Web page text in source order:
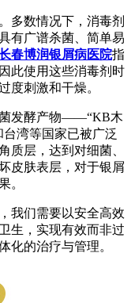
多数情况下，消毒剂
有广谱杀菌、简单易
春博润银屑病医院指
此使用这些消毒剂时
度刺激和干燥。
菌发酵产物——“KB木
湾等国家已被广泛
质层，达到对细菌、
皮肤表层，对于银屑
。
我们需要以安全高效
生，实现有效而非过
化的治疗与管理。